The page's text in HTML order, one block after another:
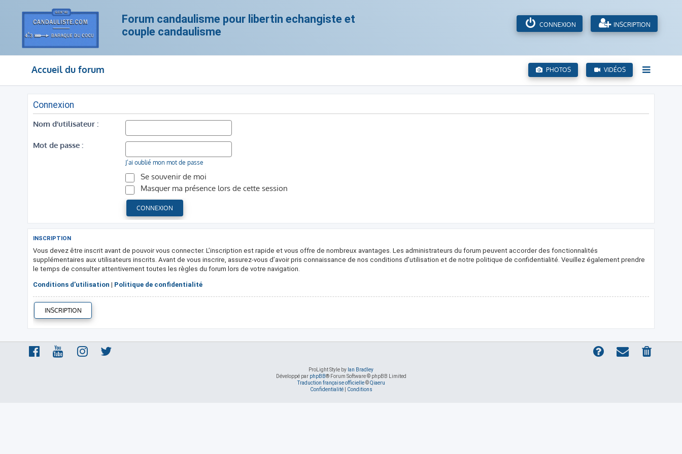
Forum candaulisme pour libertin echangiste et
couple candaulisme
CONNEXION INSCRIPTION
PHOTOS VIDÉOS
Accueil du forum
Connexion
Nom d’utilisateur :
Mot de passe :
J’ai oublié mon mot de passe
Se souvenir de moi
Masquer ma présence lors de cette session
INSCRIPTION
Vous devez être inscrit avant de pouvoir vous connecter. L’inscription est rapide et vous offre de nombreux avantages. Les administrateurs du forum peuvent accorder des fonctionnalités
supplémentaires aux utilisateurs inscrits. Avant de vous inscrire, assurez-vous d’avoir pris connaissance de nos conditions d’utilisation et de notre politique de confidentialité. Veuillez également prendre
le temps de consulter attentivement toutes les règles du forum lors de votre navigation.
Conditions d’utilisation | Politique de confidentialité
INSCRIPTION
ProLight Style by Ian Bradley
Développé par phpBB® Forum Software © phpBB Limited
Traduction française officielle©Qiaeru
Confidentialité| Conditions